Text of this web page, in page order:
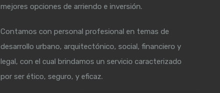
mejores opciones de arriendo e inversión.
Contamos con personal profesional en temas de
desarrollo urbano, arquitectónico, social, financiero y
legal, con el cual brindamos un servicio caracterizado
por ser ético, seguro, y eficaz.